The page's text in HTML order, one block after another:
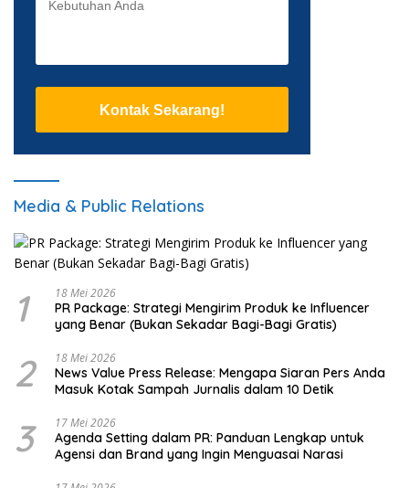
Kontak Sekarang!
Media & Public Relations
1 18 Mei 2026
PR Package: Strategi Mengirim Produk ke Influencer
yang Benar (Bukan Sekadar Bagi-Bagi Gratis)
2 18 Mei 2026
News Value Press Release: Mengapa Siaran Pers Anda
Masuk Kotak Sampah Jurnalis dalam 10 Detik
3 17 Mei 2026
Agenda Setting dalam PR: Panduan Lengkap untuk
Agensi dan Brand yang Ingin Menguasai Narasi